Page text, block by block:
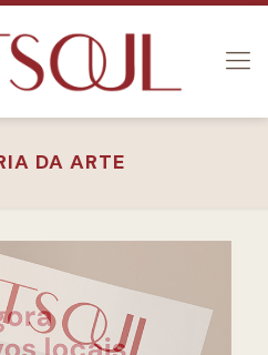
DA ARTE